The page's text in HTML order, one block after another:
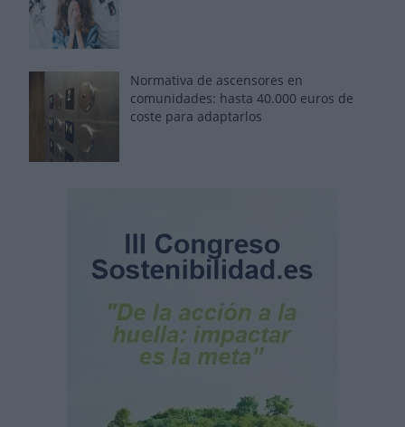
Normativa de ascensores en
comunidades: hasta 40.000 euros de
coste para adaptarlos